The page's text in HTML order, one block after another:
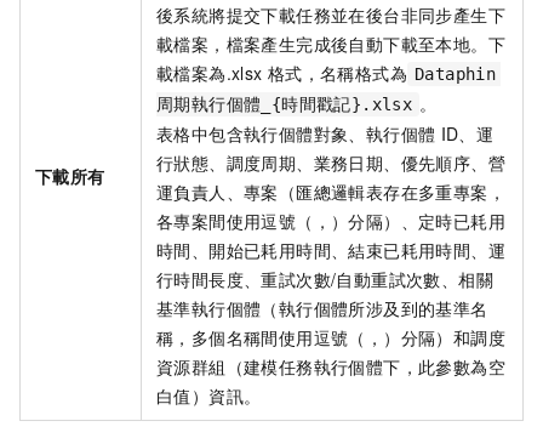
下載所有
後系統將提交下載任務並在後台非同步產生下
載檔案，檔案產生完成後自動下載至本地。下
載檔案為.xlsx 格式，名稱格式為 Dataphin
周期執行個體_{時間戳記}.xlsx 。
表格中包含執行個體對象、執行個體 ID、運
行狀態、調度周期、業務日期、優先順序、營
運負責人、專案（匯總邏輯表存在多重專案，
各專案間使用逗號（，）分隔）、定時已耗用
時間、開始已耗用時間、結束已耗用時間、運
行時間長度、重試次數/自動重試次數、相關
基準執行個體（執行個體所涉及到的基準名
稱，多個名稱間使用逗號（，）分隔）和調度
資源群組（建模任務執行個體下，此參數為空
白值）資訊。